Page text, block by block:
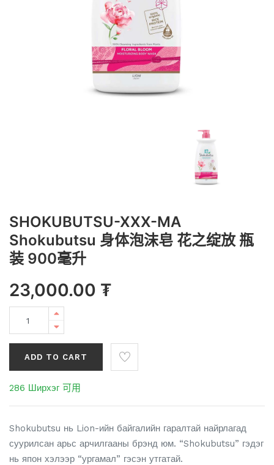
SHOKUBUTSU-XXX-MA
Shokubutsu 身体泡沫皂 花之绽放 瓶
装 900毫升
23,000.00 ₮
ADD TO CART
286 Ширхэг 可用
Shokubutsu нь Lion-ийн байгалийн гаралтай найрлагад
суурилсан арьс арчилгааны брэнд юм. “Shokubutsu” гэдэг
нь япон хэлээр “ургамал” гэсэн утгатай.